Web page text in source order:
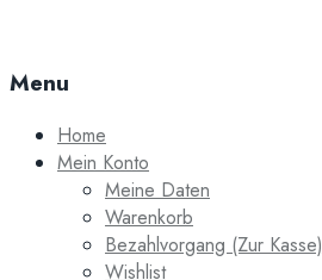
Menu
Home
Mein Konto
Meine Daten
Warenkorb
Bezahlvorgang (Zur Kasse)
Wishlist